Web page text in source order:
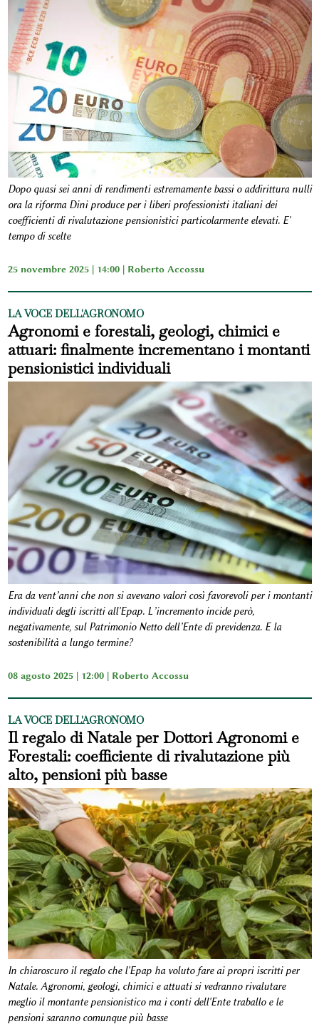
Dopo quasi sei anni di rendimenti estremamente bassi o addirittura nulli
ora la riforma Dini produce per i liberi professionisti italiani dei
coefficienti di rivalutazione pensionistici particolarmente elevati. E'
tempo di scelte
25 novembre 2025 | 14:00 | Roberto Accossu
LA VOCE DELL'AGRONOMO
Agronomi e forestali, geologi, chimici e
attuari: finalmente incrementano i montanti
pensionistici individuali
Era da vent’anni che non si avevano valori così favorevoli per i montanti
individuali degli iscritti all'Epap. L’incremento incide però,
negativamente, sul Patrimonio Netto dell’Ente di previdenza. E la
sostenibilità a lungo termine?
08 agosto 2025 | 12:00 | Roberto Accossu
LA VOCE DELL'AGRONOMO
Il regalo di Natale per Dottori Agronomi e
Forestali: coefficiente di rivalutazione più
alto, pensioni più basse
In chiaroscuro il regalo che l'Epap ha voluto fare ai propri iscritti per
Natale. Agronomi, geologi, chimici e attuati si vedranno rivalutare
meglio il montante pensionistico ma i conti dell'Ente traballo e le
pensioni saranno comunque più basse